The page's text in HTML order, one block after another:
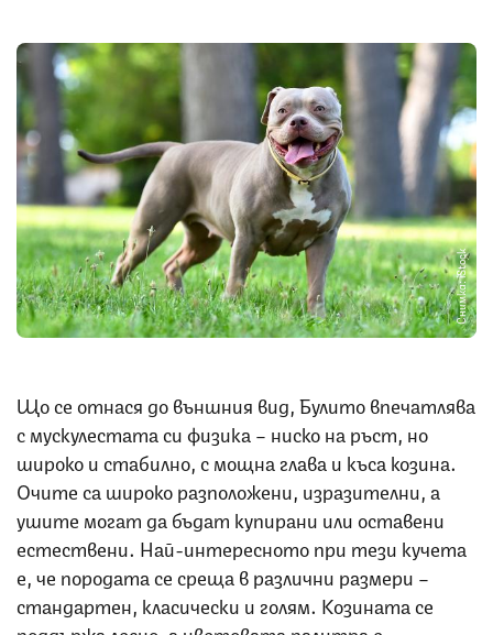
Снимка: iStock
Що се отнася до външния вид, Булито впечатлява
с мускулестата си физика – ниско на ръст, но
широко и стабилно, с мощна глава и къса козина.
Очите са широко разположени, изразителни, а
ушите могат да бъдат купирани или оставени
естествени. Най-интересното при тези кучета
е, че породата се среща в различни размери –
стандартен, класически и голям. Козината се